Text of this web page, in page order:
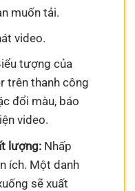
muốn tải.
video.
tượng của
trên thanh công
đổi màu, báo
video.
lượng:Nhấp
ích. Một danh
sẽ xuất